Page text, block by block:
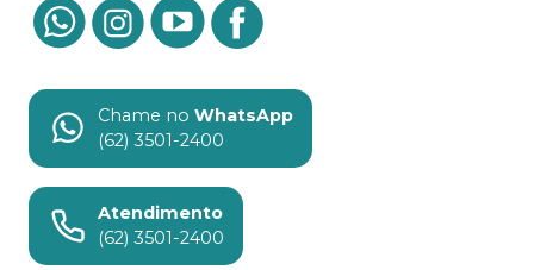
Chame no WhatsApp
(62) 3501-2400
Atendimento
(62) 3501-2400